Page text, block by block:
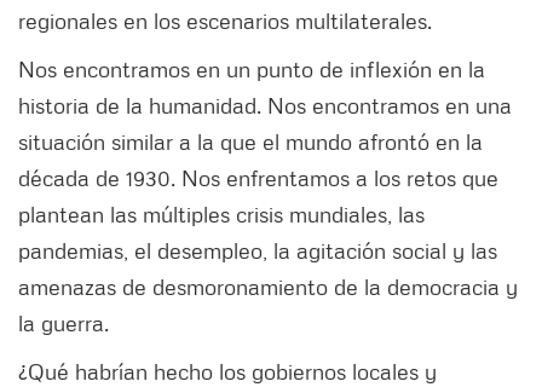
regionales en los escenarios multilaterales.
Nos encontramos en un punto de inflexión en la
historia de la humanidad. Nos encontramos en una
situación similar a la que el mundo afrontó en la
década de 1930. Nos enfrentamos a los retos que
plantean las múltiples crisis mundiales, las
pandemias, el desempleo, la agitación social y las
amenazas de desmoronamiento de la democracia y
la guerra.
¿Qué habrían hecho los gobiernos locales y